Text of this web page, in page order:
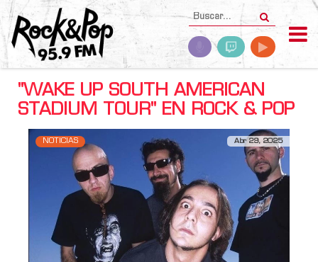
"WAKE UP SOUTH AMERICAN
STADIUM TOUR" EN ROCK & POP
NOTICIAS Abr 29, 2025